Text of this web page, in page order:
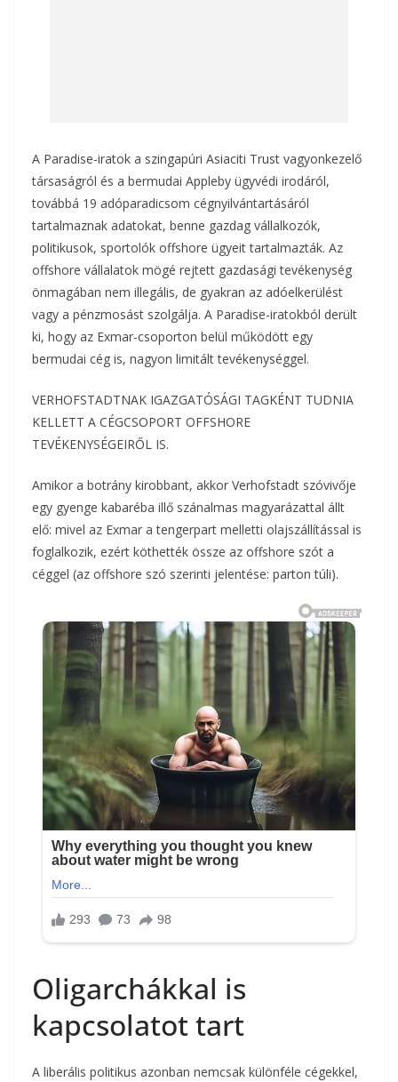
A Paradise-iratok a szingapúri Asiaciti Trust vagyonkezelő
társaságról és a bermudai Appleby ügyvédi irodáról,
továbbá 19 adóparadicsom cégnyilvántartásáról
tartalmaznak adatokat, benne gazdag vállalkozók,
politikusok, sportolók offshore ügyeit tartalmazták. Az
offshore vállalatok mögé rejtett gazdasági tevékenység
önmagában nem illegális, de gyakran az adóelkerülést
vagy a pénzmosást szolgálja. A Paradise-iratokból derült
ki, hogy az Exmar-csoporton belül működött egy
bermudai cég is, nagyon limitált tevékenységgel.
VERHOFSTADTNAK IGAZGATÓSÁGI TAGKÉNT TUDNIA
KELLETT A CÉGCSOPORT OFFSHORE
TEVÉKENYSÉGEIRŐL IS.
Amikor a botrány kirobbant, akkor Verhofstadt szóvivője
egy gyenge kabaréba illő szánalmas magyarázattal állt
elő: mivel az Exmar a tengerpart melletti olajszállítással is
foglalkozik, ezért köthették össze az offshore szót a
céggel (az offshore szó szerinti jelentése: parton túli).
Oligarchákkal is
kapcsolatot tart
A liberális politikus azonban nemcsak különféle cégekkel,